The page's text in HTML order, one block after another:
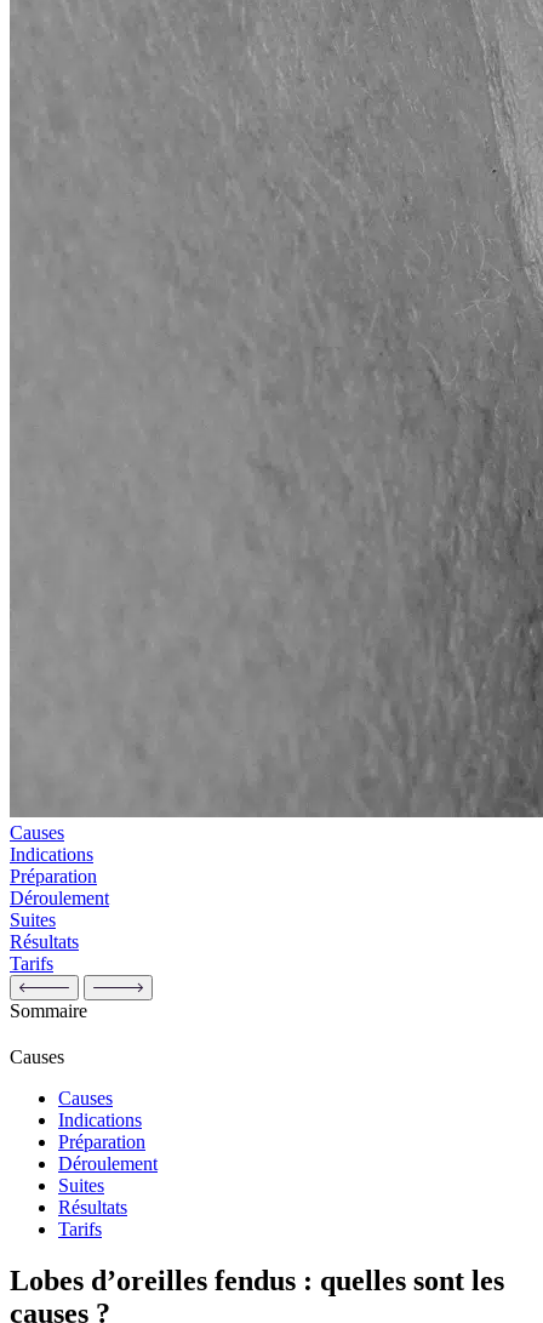
Causes
Indications
Préparation
Déroulement
Suites
Résultats
Tarifs
Sommaire
Causes
Causes
Indications
Préparation
Déroulement
Suites
Résultats
Tarifs
Lobes d’oreilles fendus : quelles sont les
causes ?